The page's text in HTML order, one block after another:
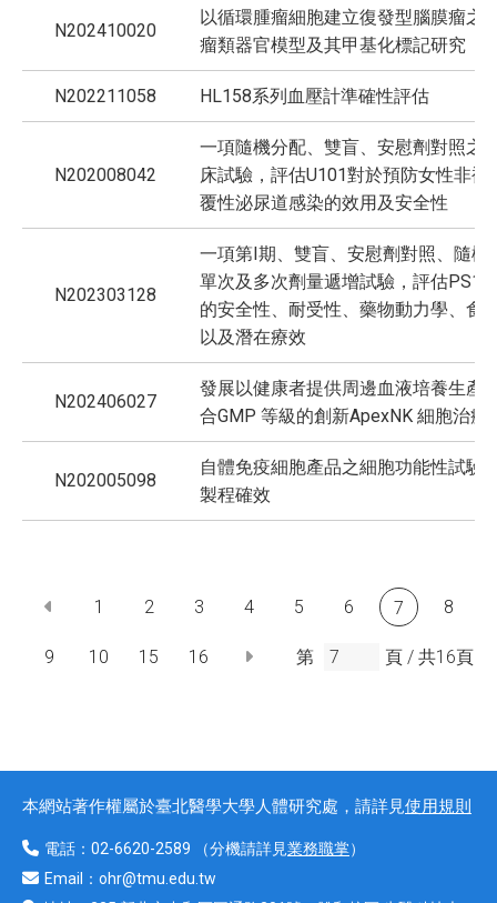
N202410020
以循環腫瘤細胞建立復發型腦膜瘤之
瘤類器官模型及其甲基化標記研究
N202211058 HL158系列血壓計準確性評估
N202008042
一項隨機分配、雙盲、安慰劑對照之
床試驗，評估U101對於預防女性非複
覆性泌尿道感染的效用及安全性
N202303128
一項第I期、雙盲、安慰劑對照、隨機
單次及多次劑量遞增試驗，評估PS1
的安全性、耐受性、藥物動力學、食
以及潛在療效
N202406027
發展以健康者提供周邊血液培養生產
合GMP 等級的創新ApexNK 細胞治療
N202005098
自體免疫細胞產品之細胞功能性試驗
製程確效
1 2 3 4 5 6 7 8
9 10 15 16 第 頁 / 共16頁
本網站著作權屬於臺北醫學大學人體研究處，請詳見使用規則
電話： 02-6620-2589 （分機請詳見業務職掌）
Email： ohr@tmu.edu.tw